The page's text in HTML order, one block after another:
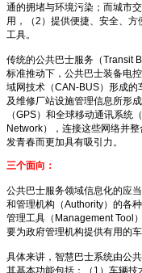
通的拥堵与环境污染；而城市
用，（2）提供便捷、安全、
工具。
传统的公共巴士服务（Transit
标准推动下，公共巴士装备电
域网技术（CAN-BUS）形成
及维修厂站设施管理信息所形
（GPS）和全球移动通讯系统
Network），连接这些网络并
发青春而更加具有吸引力。
三个面向：
公共巴士服务领域信息化的应
和管理机构（Authority）的各
管理工具（Management Tool
要为政府管理机构提供有用的
具体来讲，智慧巴士系统由公
其基本功能包括：（1）车辆